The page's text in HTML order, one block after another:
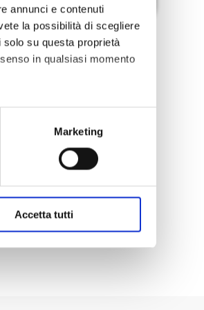
annunci e contenuti
la possibilità di scegliere
su questa proprietà
in qualsiasi momento
metro,
analitici non anonimi e
pubblicità, anche
o disabilitare i cookie
caso, la navigazione
Marketing
Accetta tutti